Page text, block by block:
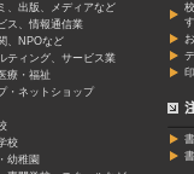
、出版、メディアなど
ス、情報通信業
、NPOなど
ティング、サービス業
療・福祉
・ネットショップ
校
幼稚園